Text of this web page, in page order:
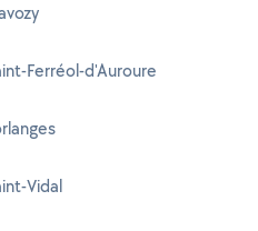
Ferréol-d'Auroure
Vidal